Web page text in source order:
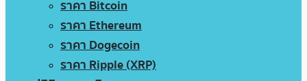
ราคา Bitcoin
ราคา Ethereum
ราคา Dogecoin
ราคา Ripple (XRP)